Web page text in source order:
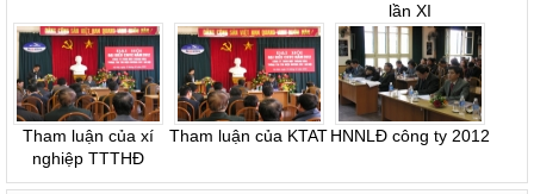
lần XI
Tham luận của xí
nghiệp TTTHĐ
Tham luận của KTATHNNLĐ công ty 2012